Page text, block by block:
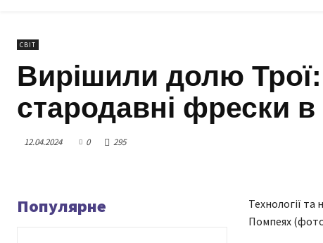
СВІТ
Вирішили долю
стародавні фрески
12.04.2024 0 295
Популярне
Технології
Помпеях